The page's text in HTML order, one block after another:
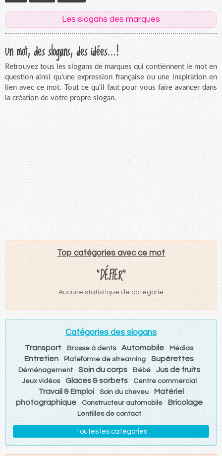
Les slogans des marques
Un mot, des slogans, des idées...!
Retrouvez tous les slogans de marques qui contiennent le mot en
question ainsi qu'une expression française ou une inspiration en
lien avec ce mot. Tout ce qu'il faut pour vous faire avancer dans
la création de votre propre slogan.
Top catégories avec ce mot
"DÉFIER"
Aucune statistique de catégorie
Catégories des slogans
Transport Brosse à dents Automobile Médias
Entretien Plateforme de streaming Supérettes
Déménagement Soin du corps Bébé Jus de fruits
Jeux vidéos Glaces & sorbets Centre commercial
Travail & Emploi Soin du cheveu
Matériel
photographique
Constructeur automobile Bricolage
Lentilles de contact
Toutes les catégories